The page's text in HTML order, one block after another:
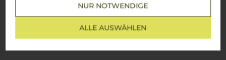
NUR NOTWENDIGE
ALLE AUSWÄHLEN